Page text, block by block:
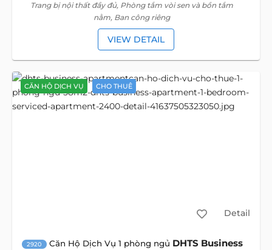
Trang bị nội thất đầy đủ, Phòng tắm vòi sen và bồn tắm
nằm, Ban công riêng
VIEW DETAIL
CĂN HỘ DỊCH VỤ CHO THUÊ
Detail
2920 Căn Hộ Dịch Vụ 1 phòng ngủ DHTS Business